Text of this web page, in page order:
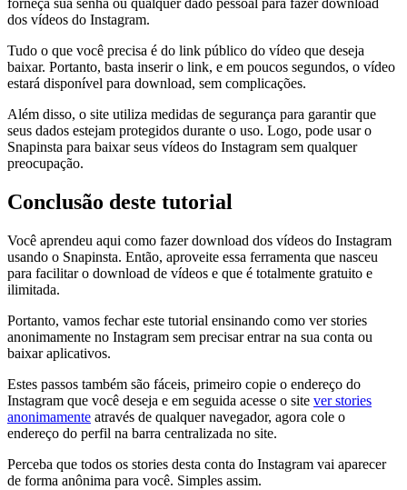
forneça sua senha ou qualquer dado pessoal para fazer download
dos vídeos do Instagram.
Tudo o que você precisa é do link público do vídeo que deseja
baixar. Portanto, basta inserir o link, e em poucos segundos, o vídeo
estará disponível para download, sem complicações.
Além disso, o site utiliza medidas de segurança para garantir que
seus dados estejam protegidos durante o uso. Logo, pode usar o
Snapinsta para baixar seus vídeos do Instagram sem qualquer
preocupação.
Conclusão deste tutorial
Você aprendeu aqui como fazer download dos vídeos do Instagram
usando o Snapinsta. Então, aproveite essa ferramenta que nasceu
para facilitar o download de vídeos e que é totalmente gratuito e
ilimitada.
Portanto, vamos fechar este tutorial ensinando como ver stories
anonimamente no Instagram sem precisar entrar na sua conta ou
baixar aplicativos.
Estes passos também são fáceis, primeiro copie o endereço do
Instagram que você deseja e em seguida acesse o site ver stories
anonimamente através de qualquer navegador, agora cole o
endereço do perfil na barra centralizada no site.
Perceba que todos os stories desta conta do Instagram vai aparecer
de forma anônima para você. Simples assim.